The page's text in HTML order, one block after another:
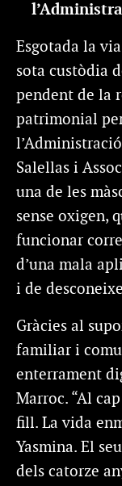
Esgotada la
sota custòdia
pendent de la
patrimonial
Salellas i
una de les
sense oxigen,
funcionar
d’una mala
i de
Gràcies al
familiar i
enterrament
Marroc. “Al
fill. La vida
Yasmina. El
dels catorze